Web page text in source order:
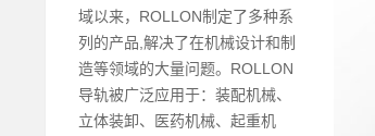
域以来，ROLLON制定了多种系
列的产品,解决了在机械设计和制
造等领域的大量问题。ROLLON
导轨被广泛应用于：装配机械、
立体装卸、医药机械、起重机